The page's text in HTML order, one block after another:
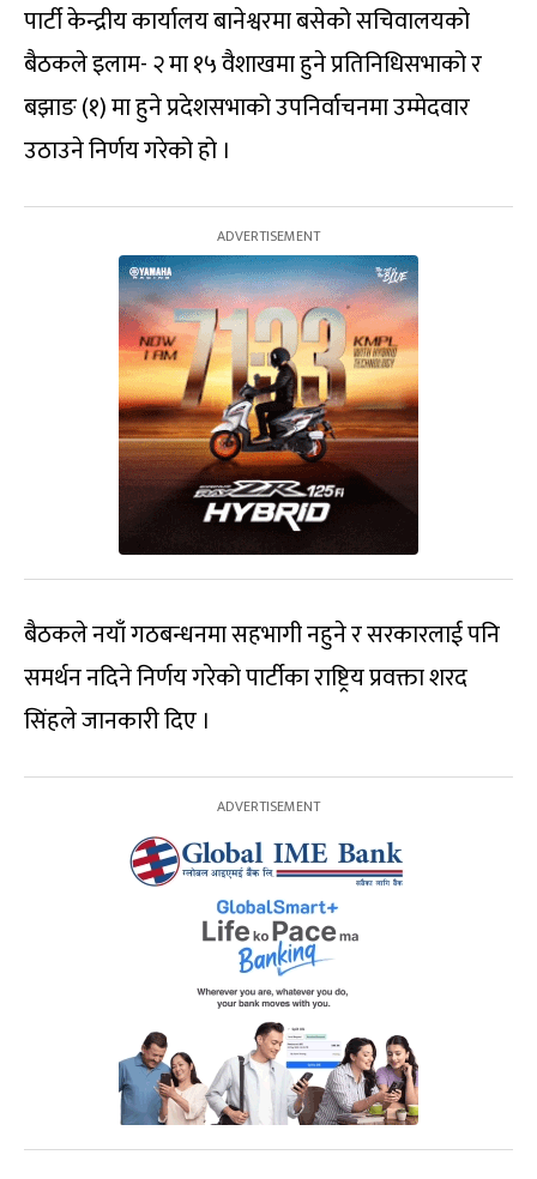
पार्टी केन्द्रीय कार्यालय बानेश्वरमा बसेको सचिवालयको
बैठकले इलाम- २ मा १५ वैशाखमा हुने प्रतिनिधिसभाको र
बझाङ (१) मा हुने प्रदेशसभाको उपनिर्वाचनमा उम्मेदवार
उठाउने निर्णय गरेको हो ।
बैठकले नयाँ गठबन्धनमा सहभागी नहुने र सरकारलाई पनि
समर्थन नदिने निर्णय गरेको पार्टीका राष्ट्रिय प्रवक्ता शरद
सिंहले जानकारी दिए ।